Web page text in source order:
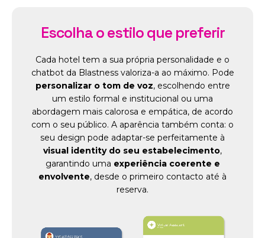
Escolha o estilo que preferir
Cada hotel tem a sua própria personalidade e o
chatbot da Blastness valoriza-a ao máximo. Pode
personalizar o tom de voz, escolhendo entre
um estilo formal e institucional ou uma
abordagem mais calorosa e empática, de acordo
com o seu público. A aparência também conta: o
seu design pode adaptar-se perfeitamente à
visual identity do seu estabelecimento,
garantindo uma experiência coerente e
envolvente, desde o primeiro contacto até à
reserva.